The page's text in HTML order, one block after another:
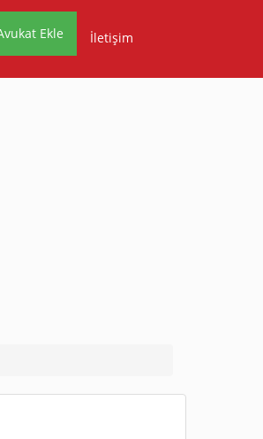
Ekle İletişim